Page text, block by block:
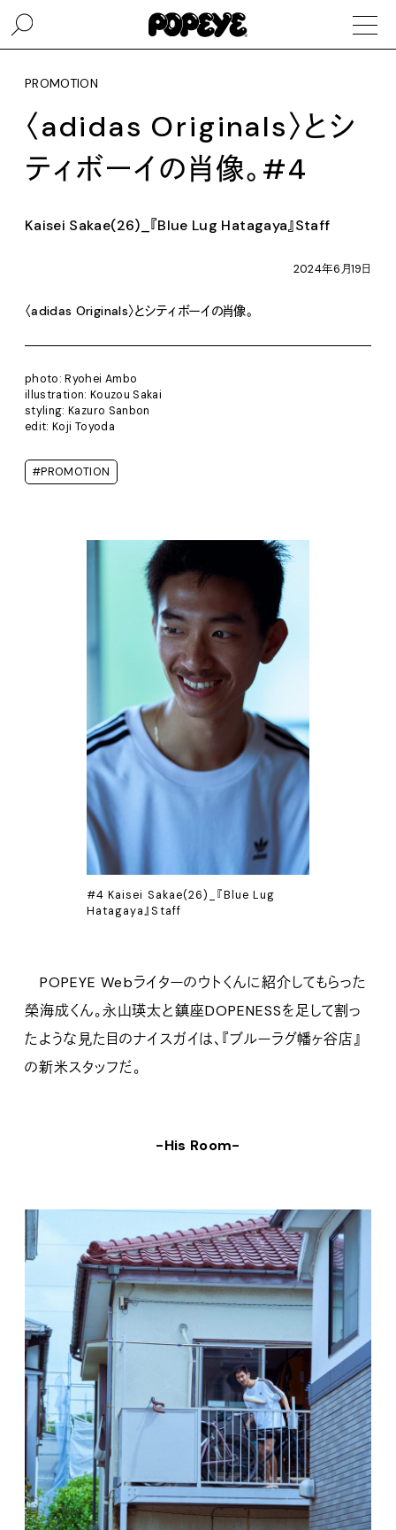
PROMOTION
〈adidas Originals〉とシ
ティボーイの肖像。#4
Kaisei Sakae(26)_『Blue Lug Hatagaya』Staff
2024年6月19日
〈adidas Originals〉とシティボーイの肖像。
photo: Ryohei Ambo
illustration: Kouzou Sakai
styling: Kazuro Sanbon
edit: Koji Toyoda
#PROMOTION
#4 Kaisei Sakae(26)_『Blue Lug
Hatagaya』Staff
POPEYE Webライターのウトくんに紹介してもらった
榮海成くん。永山瑛太と鎮座DOPENESSを足して割っ
たような見た目のナイスガイは、『ブルーラグ幡ヶ谷店』
の新米スタッフだ。
-His Room-